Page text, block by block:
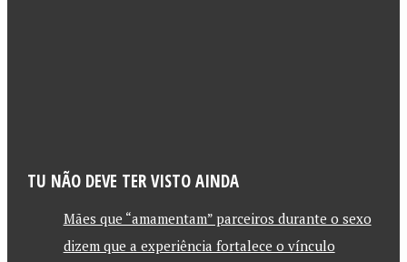
TU NÃO DEVE TER VISTO AINDA
Mães que “amamentam” parceiros durante o sexo
dizem que a experiência fortalece o vínculo